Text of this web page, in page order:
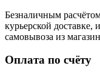
Безналичным
курьерской доставке,
самовывоза из
Оплата по счёту